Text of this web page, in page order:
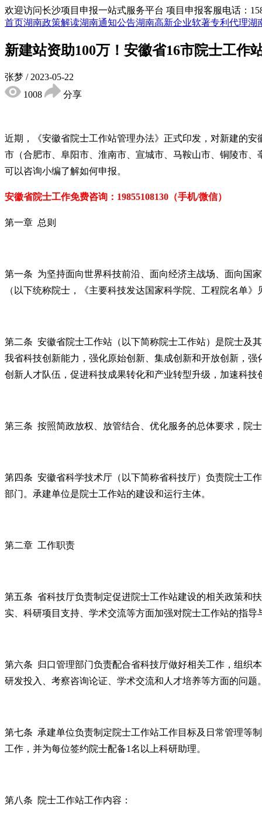
欢迎访问长沙项目申报一站式服务平台 项目申报客服电话：
首页湖南政策解读湖南通知公告湖南高新企业软著专利代理湖
新建站资助100万！安徽省16市院士工作
张梦 / 2023-05-22
1008
分享
近期，《安徽省院士工作站管理办法》正式印发，对新建的
市（合肥市、阜阳市、淮南市、宣城市、马鞍山市、铜陵市
可以咨询小编了解如何申报。
安徽省院士工作免费咨询：19855108130（手机/微信）
第一章 总则
第一条 为坚持面向世界科技前沿、面向经济主战场、面向国
（以下统称院士，《主要科技发达国家科学院、工程院名单
第二条 安徽省院士工作站（以下简称院士工作站）是院士及
我省科技创新能力，强化原始创新、集成创新和开放创新，
创新人才队伍，促进科技成果转化和产业转型升级，加速科
第三条 按照简政放权、放管结合、优化服务的总体要求，院
第四条 安徽省科学技术厅（以下简称省科技厅）负责院士工
部门。承建单位是院士工作站的建设和运行主体。
第二章 工作职责
第五条 省科技厅负责制定促进院士工作站建设的相关政策和
实、科研项目支持、学术交流等方面加强对院士工作站的指导
第六条 归口管理部门负责配合省科技厅做好相关工作，组织
研发投入、考察咨询论证、学术交流和人才培养等方面的问题
第七条 承建单位负责制定院士工作站工作目标及日常管理等
工作，并为每位签约院士配备1名以上科研助理。
第八条 院士工作站工作内容：